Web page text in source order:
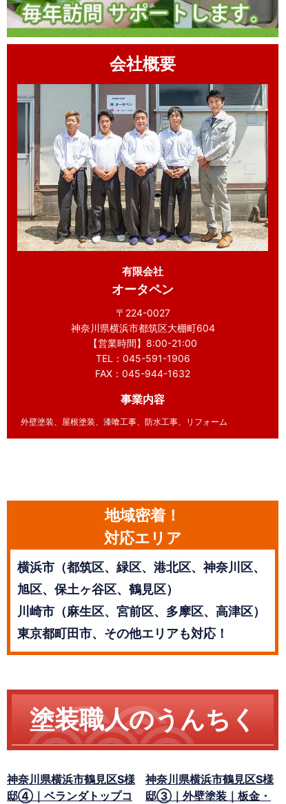
会社概要
有限会社
オータペン
〒224-0027
神奈川県横浜市都筑区大棚町604
【営業時間】8:00-21:00
TEL：045-591-1906
FAX：045-944-1632
事業内容
外壁塗装、屋根塗装、漆喰工事、防水工事、リフォーム
地域密着！
対応エリア
横浜市（都筑区、緑区、港北区、神奈川区、
旭区、保土ヶ谷区、鶴見区）
川崎市（麻生区、宮前区、多摩区、高津区）
東京都町田市、その他エリアも対応！
塗装職人のうんちく
神奈川県横浜市鶴見区S様
邸④｜ベランダトップコ
神奈川県横浜市鶴見区S様
邸③｜外壁塗装｜板金・